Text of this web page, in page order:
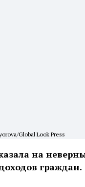
Global Look Press
на
граждан.